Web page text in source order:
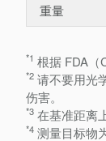
重量
*1 根据 FDA（
*2 请不要用光
伤害。
*3 在基准距离
*4 测量目标物